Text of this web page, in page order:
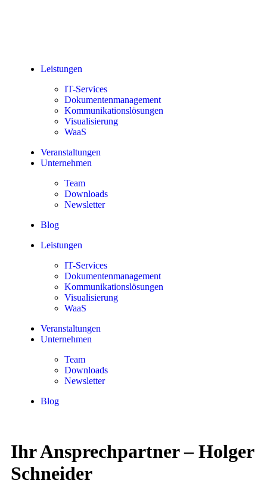
Leistungen
IT-Services
Doku­menten­manage­ment
Kommu­nikations­lös­ungen
Visua­lisierung
WaaS
Ver­anstalt­ungen
Unter­nehmen
Team
Down­loads
News­letter
Blog
Leistungen
IT-Services
Doku­menten­manage­ment
Kommu­nikations­lös­ungen
Visua­lisierung
WaaS
Ver­anstalt­ungen
Unter­nehmen
Team
Down­loads
News­letter
Blog
Ihr Ansprechpartner – Holger
Schneider